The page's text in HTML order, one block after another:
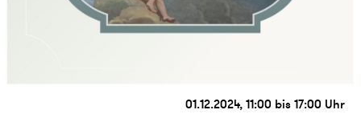
01.12.2024, 11:00 bis 17:00 Uhr